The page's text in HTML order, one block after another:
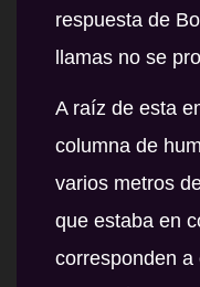
respuesta de
llamas no se
A raíz de esta
columna de
varios metros
que estaba en
corresponden